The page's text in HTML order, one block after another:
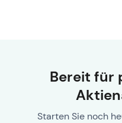
Bereit für
Starten Sie noch